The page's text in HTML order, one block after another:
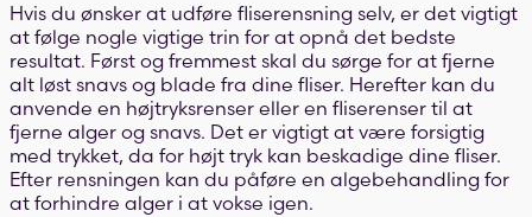
Hvis du ønsker at udføre fliserensning selv, er det vigtigt
at følge nogle vigtige trin for at opnå det bedste
resultat. Først og fremmest skal du sørge for at fjerne
alt løst snavs og blade fra dine fliser. Herefter kan du
anvende en højtryksrenser eller en fliserenser til at
fjerne alger og snavs. Det er vigtigt at være forsigtig
med trykket, da for højt tryk kan beskadige dine fliser.
Efter rensningen kan du påføre en algebehandling for
at forhindre alger i at vokse igen.